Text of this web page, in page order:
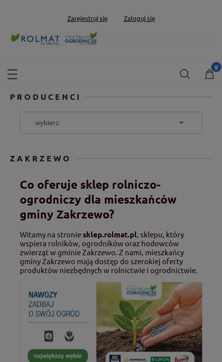
Zarejestruj się Zaloguj się
PRODUCENCI
ZAKRZEWO
Co oferuje sklep rolniczo-
ogrodniczy dla mieszkańców
gminy Zakrzewo?
Witamy na stroniesklep.rolmat.pl, sklepu, który
wspiera rolników, ogrodników oraz hodowców
zwierząt w gminie Zakrzewo. Z nami, mieszkańcy
gminy Zakrzewo mają dostęp do szerokiej oferty
produktów niezbędnych w rolnictwie i ogrodnictwie.